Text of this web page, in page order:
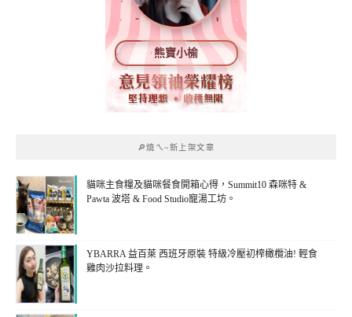
熊寶小榆
🔎燒ㄟ~新上架文章
貓咪主食糧及貓咪餐食開箱心得，Summit10 森咪特 &
Pawta 波塔 & Food Studio寵湯工坊。
YBARRA 益百萊 西班牙原裝 特級冷壓初榨橄欖油! 輕食
雞肉沙拉料理。